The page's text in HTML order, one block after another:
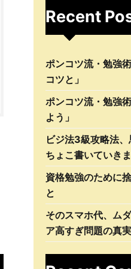
Recent
ポンコツ流・勉強
コツと」
ポンコツ流・勉強
よう」
ビジ法3級攻略法
ちょこ書いていき
資格勉強のために
と
そのスマホ代、ム
ア高すぎ問題の真実